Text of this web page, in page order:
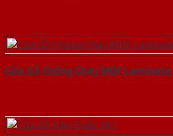
Cửa Gỗ Chống Cháy MDF Laminate